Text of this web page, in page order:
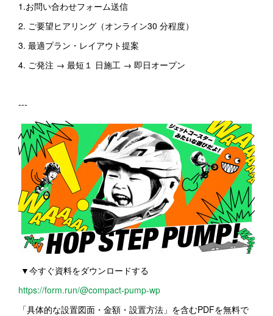
1.お問い合わせフォーム送信
2. ご要望ヒアリング（オンライン30 分程度）
3. 最適プラン・レイアウト提案
4. ご発注 → 最短１ 日施工 → 即日オープン
---
▼今すぐ資料をダウンロードする
https://form.run/@compact-pump-wp
「具体的な設置図面・金額・設置方法」を含むPDFを無料で